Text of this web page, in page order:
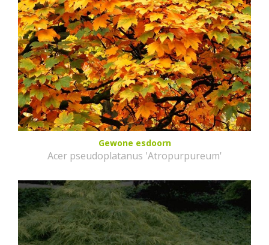
Gewone esdoorn
Acer pseudoplatanus 'Atropurpureum'